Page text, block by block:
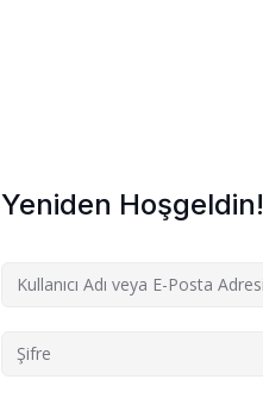
Yeniden Hoşgeldin!